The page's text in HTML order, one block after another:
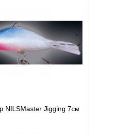
NILSMaster Jigging 7см